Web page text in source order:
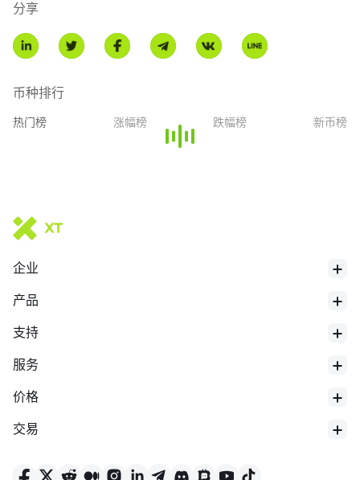
分享
币种排行
热门榜 涨幅榜 跌幅榜 新币榜
企业
产品
支持
服务
价格
交易